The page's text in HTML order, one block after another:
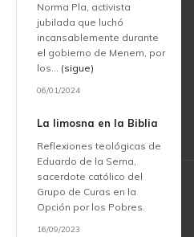
Norma Pla, activista
jubilada que luchó
incansablemente durante
el gobierno de Menem, por
los... (sigue)
06/01/2024
La limosna en la Biblia
Reflexiones teológicas de
Eduardo de la Serna,
sacerdote católico del
Grupo de Curas en la
Opción por los Pobres.
16/09/2023